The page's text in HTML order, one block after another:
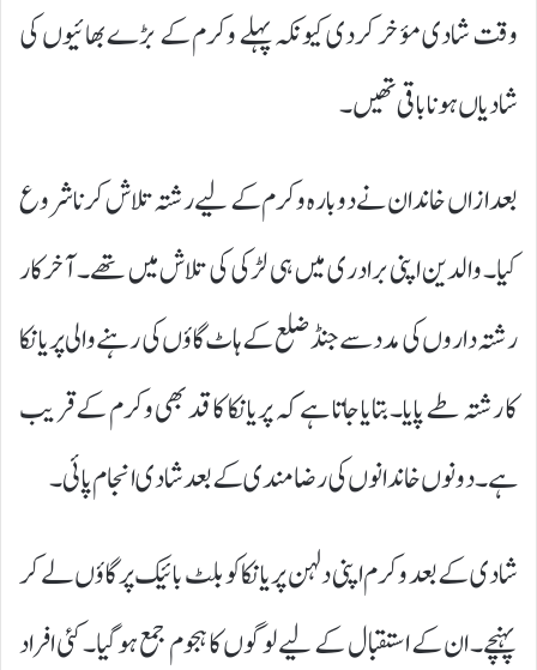
وقت شادی مؤخر کردی کیونکہ پہلے وکرم کے بڑے بھائیوں کی
شادیاں ہونا باقی تھیں۔
بعد ازاں خاندان نے دوبارہ وکرم کے لیے رشتہ تلاش کرنا شروع
کیا۔ والدین اپنی برادری میں ہی لڑکی کی تلاش میں تھے۔ آخرکار
رشتہ داروں کی مدد سے جنڈ ضلع کے ہاٹ گاؤں کی رہنے والی پریانکا
کا رشتہ طے پایا۔ بتایا جاتا ہے کہ پریانکا کا قد بھی وکرم کے قریب
ہے۔ دونوں خاندانوں کی رضامندی کے بعد شادی انجام پائی۔
شادی کے بعد وکرم اپنی دلہن پریانکا کو بلٹ بائیک پر گاؤں لے کر
پہنچے۔ ان کے استقبال کے لیے لوگوں کا ہجوم جمع ہوگیا۔ کئی افراد